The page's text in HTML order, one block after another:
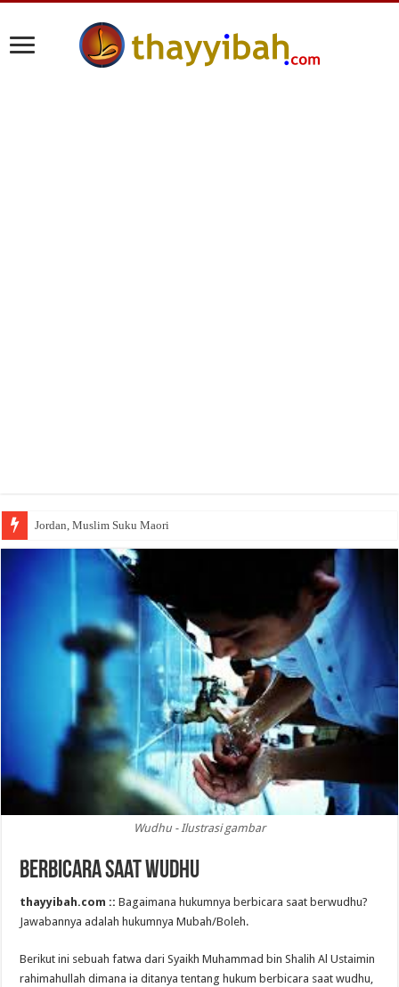
Jordan, Muslim Suku Maori
Wudhu - Ilustrasi gambar
Berbicara Saat Wudhu
thayyibah.com ::Bagaimana hukumnya berbicara saat berwudhu?
Jawabannya adalah hukumnya Mubah/Boleh.
Berikut ini sebuah fatwa dari Syaikh Muhammad bin Shalih Al Ustaimin
rahimahullah dimana ia ditanya tentang hukum berbicara saat wudhu,